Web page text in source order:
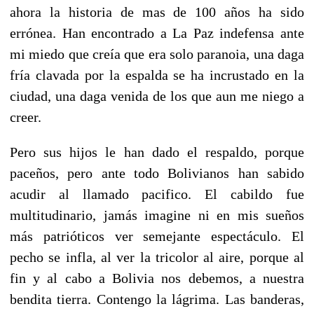
ahora la historia de mas de 100 años ha sido
errónea. Han encontrado a La Paz indefensa ante
mi miedo que creía que era solo paranoia, una daga
fría clavada por la espalda se ha incrustado en la
ciudad, una daga venida de los que aun me niego a
creer.
Pero sus hijos le han dado el respaldo, porque
paceños, pero ante todo Bolivianos han sabido
acudir al llamado pacifico. El cabildo fue
multitudinario, jamás imagine ni en mis sueños
más patrióticos ver semejante espectáculo. El
pecho se infla, al ver la tricolor al aire, porque al
fin y al cabo a Bolivia nos debemos, a nuestra
bendita tierra. Contengo la lágrima. Las banderas,